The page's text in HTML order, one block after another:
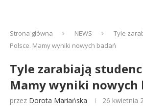
Strona główna NEWS
Tyle
Polsce. Mamy wyniki nowych badań
Tyle zarabiają
Mamy wyniki nowych
przez Dorota Mariańska 26 kwietnia